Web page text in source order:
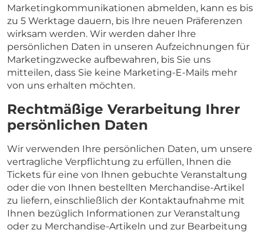
Marketingkommunikationen abmelden, kann es bis
zu 5 Werktage dauern, bis Ihre neuen Präferenzen
wirksam werden. Wir werden daher Ihre
persönlichen Daten in unseren Aufzeichnungen für
Marketingzwecke aufbewahren, bis Sie uns
mitteilen, dass Sie keine Marketing-E-Mails mehr
von uns erhalten möchten.
Rechtmäßige Verarbeitung Ihrer
persönlichen Daten
Wir verwenden Ihre persönlichen Daten, um unsere
vertragliche Verpflichtung zu erfüllen, Ihnen die
Tickets für eine von Ihnen gebuchte Veranstaltung
oder die von Ihnen bestellten Merchandise-Artikel
zu liefern, einschließlich der Kontaktaufnahme mit
Ihnen bezüglich Informationen zur Veranstaltung
oder zu Merchandise-Artikeln und zur Bearbeitung